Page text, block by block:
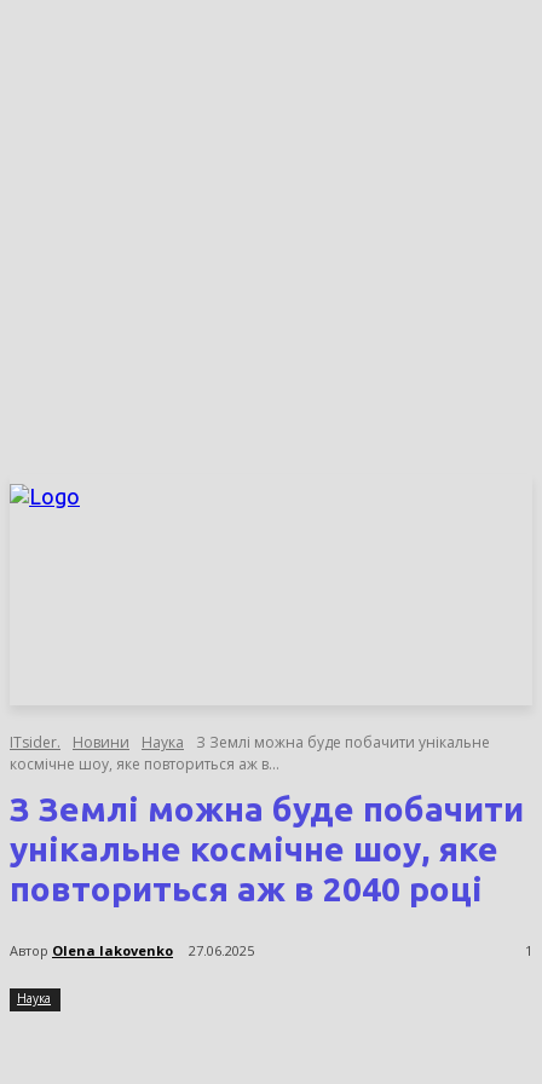
ITsider. Новини Наука
З Землі можна буде побачити унікальне
космічне шоу, яке повториться аж в...
З Землі можна буде побачити
унікальне космічне шоу, яке
повториться аж в 2040 році
Автор Olena Iakovenko 27.06.2025 1
Наука